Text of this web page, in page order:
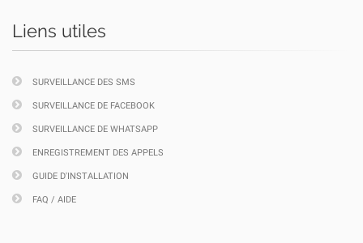
Liens utiles
SURVEILLANCE DES SMS
SURVEILLANCE DE FACEBOOK
SURVEILLANCE DE WHATSAPP
ENREGISTREMENT DES APPELS
GUIDE D'INSTALLATION
FAQ / AIDE